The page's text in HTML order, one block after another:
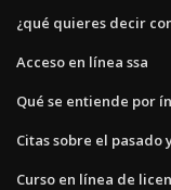
¿qué quieres decir
Acceso en línea ssa
Qué se entiende por
Citas sobre el
Curso en línea de